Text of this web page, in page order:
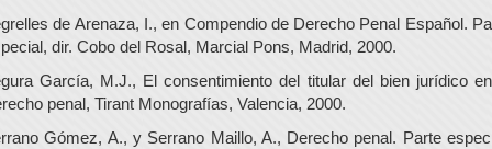
de Arenaza, I., en Compendio de Derecho Penal Español.
dir. Cobo del Rosal, Marcial Pons, Madrid, 2000.
García, M.J., El consentimiento del titular del bien jurídico
penal, Tirant Monografías, Valencia, 2000.
Gómez, A., y Serrano Maillo, A., Derecho penal. Parte